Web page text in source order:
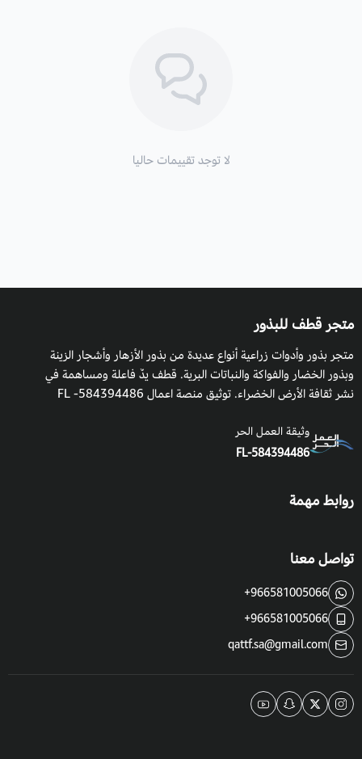
لا توجد تقييمات حاليا
متجر قطف للبذور
متجر بذور وأدوات زراعية أنواع عديدة من بذور الأزهار وأشجار الزينة
وبذور الخضار والفواكة والنباتات البرية. قطف يدٌ فاعلة ومساهمة في
نشر ثقافة الأرض الخضراء. توثيق منصة اعمال 584394486- FL
وثيقة العمل الحر
FL-584394486
روابط مهمة
تواصل معنا
+966581005066
+966581005066
qattf.sa@gmail.com